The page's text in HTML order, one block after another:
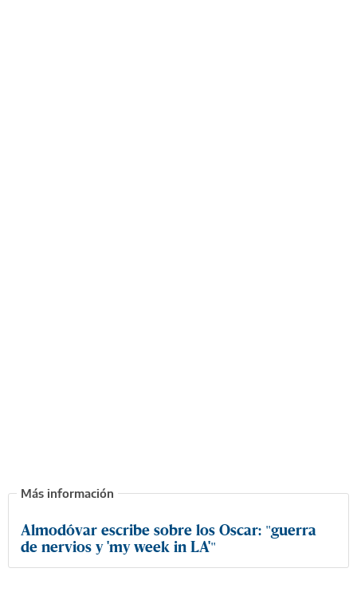
Almodóvar escribe sobre los Oscar: "guerra
de nervios y 'my week in LA'"